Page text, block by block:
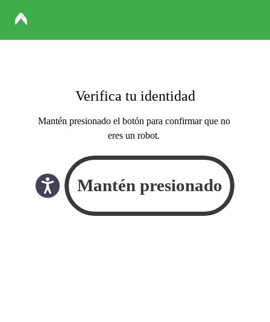
Verifica tu identidad
Mantén presionado el botón para confirmar que no
eres un robot.